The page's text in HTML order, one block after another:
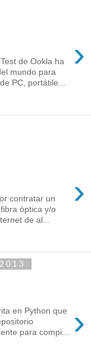
›
de Ookla ha
mundo para
PC, portátile...
›
contratar un
óptica y/o
de al...
›
en Python que
para compi...